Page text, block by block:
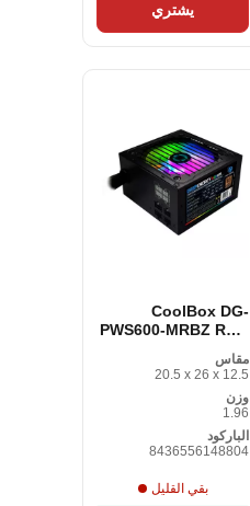
يشتري
CoolBox DG-
PWS600-MRBZ RGB
Black 600 W
مقاس
20.5 x 26 x 12.5
وزن
1.96
الباركود
8436556148804
بقي القليل